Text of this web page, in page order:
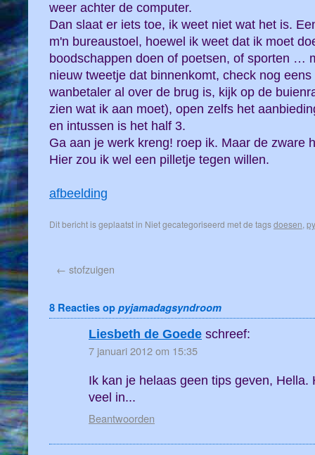
weer achter de computer.
Dan slaat er iets toe, ik weet niet wat het is.
m'n bureaustoel, hoewel ik weet dat ik moet
boodschappen doen of poetsen, of sporten …
nieuw tweetje dat binnenkomt, check nog
wanbetaler al over de brug is, kijk op de
zien wat ik aan moet), open zelfs het
en intussen is het half 3.
Ga aan je werk kreng! roep ik. Maar de zware
Hier zou ik wel een pilletje tegen willen.
afbeelding
Dit bericht is geplaatst in Niet gecategoriseerd met de tagsdoesen,
← stofzuigen
8 Reacties op pyjamadagsyndroom
Liesbeth de Goede schreef:
7 januari 2012 om 15:35
Ik kan je helaas geen tips geven, Hella.
veel in...
Beantwoorden